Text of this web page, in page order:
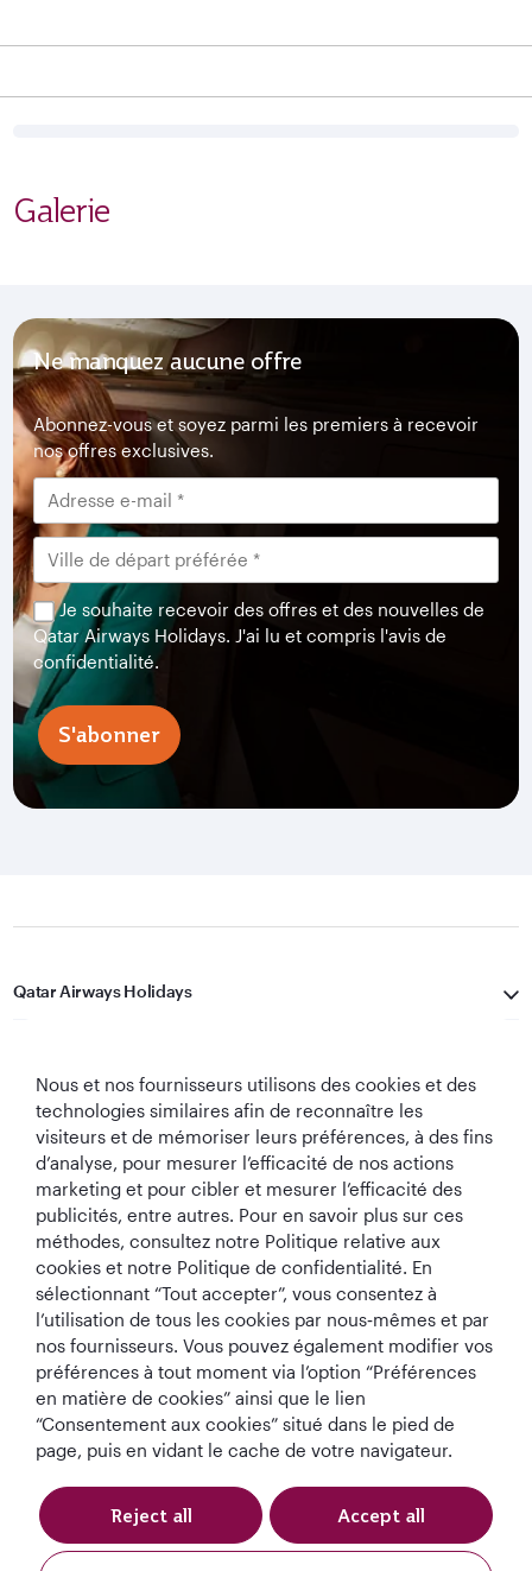
Galerie
Ne manquez aucune offre
Abonnez-vous et soyez parmi les premiers à recevoir
nos offres exclusives.
Je souhaite recevoir des offres et des nouvelles de
Qatar Airways Holidays. J'ai lu et compris l'avis de
confidentialité.
S'abonner
Qatar Airways Holidays
Restons Connectés
Meilleure
Compagnie
Aérienne au
Monde
Meilleure Classe
Affaires au
monde
Meilleur Salon de
Classe Affaires au
monde
Meilleure
Compagnie
Aérienne du
Moyen-Orient
de cookies
Conditions
QRH (French - CAD). Tous droits réservés.
Nous et nos fournisseurs utilisons des cookies et des
technologies similaires afin de reconnaître les
visiteurs et de mémoriser leurs préférences, à des fins
d’analyse, pour mesurer l’efficacité de nos actions
marketing et pour cibler et mesurer l’efficacité des
publicités, entre autres. Pour en savoir plus sur ces
méthodes, consultez notre Politique relative aux
cookies et notre Politique de confidentialité. En
sélectionnant “Tout accepter”, vous consentez à
l’utilisation de tous les cookies par nous‑mêmes et par
nos fournisseurs. Vous pouvez également modifier vos
préférences à tout moment via l’option “Préférences
en matière de cookies” ainsi que le lien
“Consentement aux cookies” situé dans le pied de
page, puis en vidant le cache de votre navigateur.
Reject all Accept all